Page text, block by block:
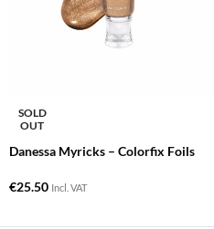
SOLD
OUT
Danessa Myricks – Colorfix Foils
€25.50 Incl. VAT